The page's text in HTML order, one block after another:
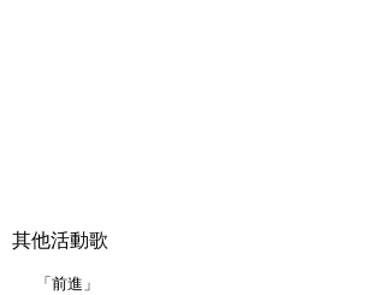
其他活動歌
「前進」